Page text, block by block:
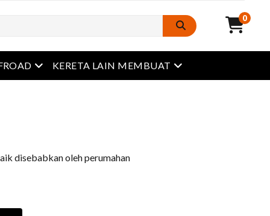
0
Buka menu
KERETA LAIN MEMBUAT Buka menu
disebabkan oleh perumahan